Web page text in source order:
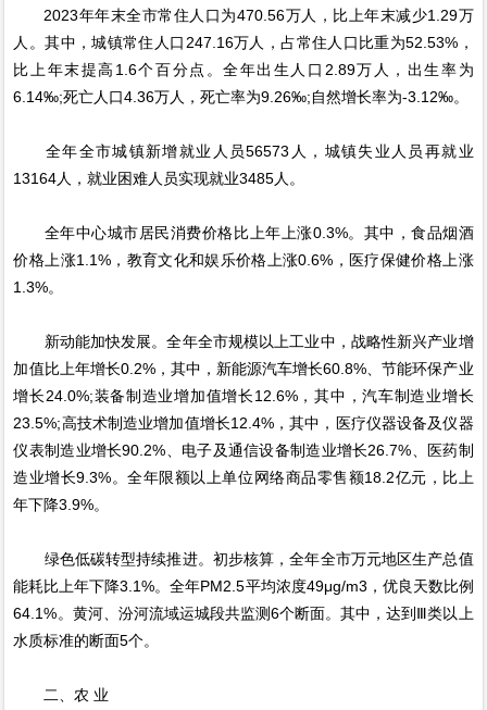
2023年年末全市常住人口为470.56万人，比上年末减少1.29万
人。其中，城镇常住人口247.16万人，占常住人口比重为52.53%，
比上年末提高1.6个百分点。全年出生人口2.89万人，出生率为
6.14‰;死亡人口4.36万人，死亡率为9.26‰;自然增长率为-3.12‰。
全年全市城镇新增就业人员56573人，城镇失业人员再就业
13164人，就业困难人员实现就业3485人。
全年中心城市居民消费价格比上年上涨0.3%。其中，食品烟酒
价格上涨1.1%，教育文化和娱乐价格上涨0.6%，医疗保健价格上涨
1.3%。
新动能加快发展。全年全市规模以上工业中，战略性新兴产业增
加值比上年增长0.2%，其中，新能源汽车增长60.8%、节能环保产业
增长24.0%;装备制造业增加值增长12.6%，其中，汽车制造业增长
23.5%;高技术制造业增加值增长12.4%，其中，医疗仪器设备及仪器
仪表制造业增长90.2%、电子及通信设备制造业增长26.7%、医药制
造业增长9.3%。全年限额以上单位网络商品零售额18.2亿元，比上
年下降3.9%。
绿色低碳转型持续推进。初步核算，全年全市万元地区生产总值
能耗比上年下降3.1%。全年PM2.5平均浓度49μg/m3，优良天数比例
64.1%。黄河、汾河流域运城段共监测6个断面。其中，达到Ⅲ类以上
水质标准的断面5个。
二、农 业